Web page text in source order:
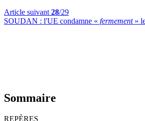
Article suivant 28/29
SOUDAN : l'UE condamne « fermement »
Sommaire
REPÈRES